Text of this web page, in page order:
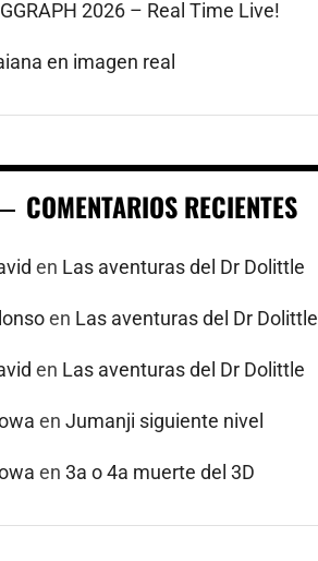
2026 – Real Time Live!
en imagen real
COMENTARIOS RECIENTES
en Las aventuras del Dr Dolittle
en Las aventuras del Dr Dolittle
en Las aventuras del Dr Dolittle
enJumanji siguiente nivel
en3a o 4a muerte del 3D